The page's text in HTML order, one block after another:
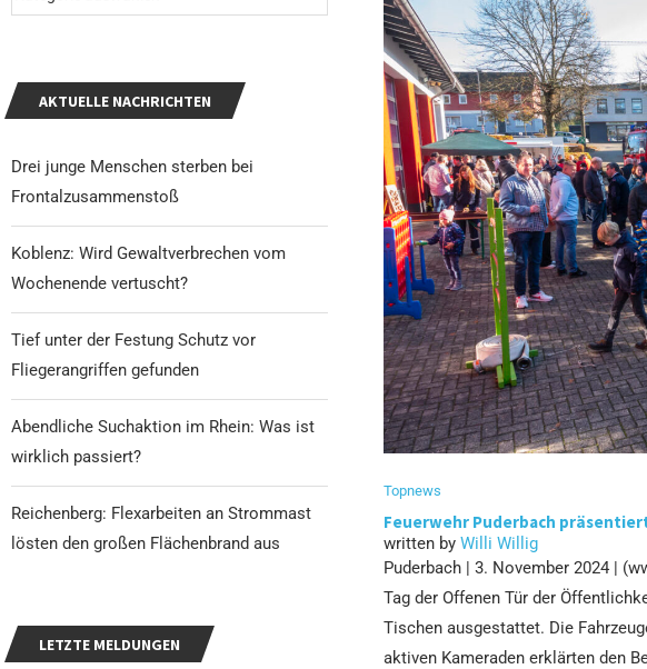
Topnews
Feuerwehr Puderbach
written by Willi Willig
Puderbach | 3. November 2024 |
Tag der Offenen Tür der
Tischen ausgestattet. Die
aktiven Kameraden erklärten den
AKTUELLE NACHRICHTEN
Drei junge Menschen sterben bei
Frontalzusammenstoß
Koblenz: Wird Gewaltverbrechen vom
Wochenende vertuscht?
Tief unter der Festung Schutz vor
Fliegerangriffen gefunden
Abendliche Suchaktion im Rhein: Was ist
wirklich passiert?
Reichenberg: Flexarbeiten an Strommast
lösten den großen Flächenbrand aus
LETZTE MELDUNGEN